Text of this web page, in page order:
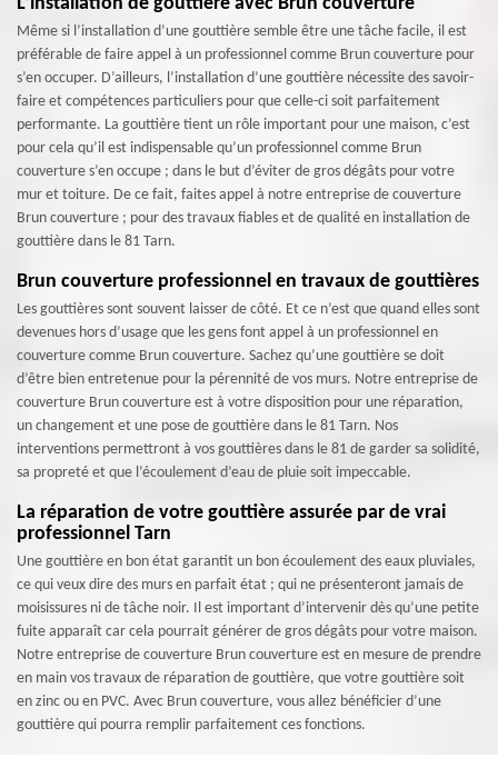
Même si l’installation d’une gouttière semble être une tâche facile, il est
préférable de faire appel à un professionnel comme Brun couverture pour
s’en occuper. D’ailleurs, l’installation d’une gouttière nécessite des savoir-
faire et compétences particuliers pour que celle-ci soit parfaitement
performante. La gouttière tient un rôle important pour une maison, c’est
pour cela qu’il est indispensable qu’un professionnel comme Brun
couverture s’en occupe ; dans le but d’éviter de gros dégâts pour votre
mur et toiture. De ce fait, faites appel à notre entreprise de couverture
Brun couverture ; pour des travaux fiables et de qualité en installation de
gouttière dans le 81 Tarn.
Brun couverture professionnel en travaux de gouttières
Les gouttières sont souvent laisser de côté. Et ce n’est que quand elles sont
devenues hors d’usage que les gens font appel à un professionnel en
couverture comme Brun couverture. Sachez qu’une gouttière se doit
d’être bien entretenue pour la pérennité de vos murs. Notre entreprise de
couverture Brun couverture est à votre disposition pour une réparation,
un changement et une pose de gouttière dans le 81 Tarn. Nos
interventions permettront à vos gouttières dans le 81 de garder sa solidité,
sa propreté et que l’écoulement d’eau de pluie soit impeccable.
La réparation de votre gouttière assurée par de vrai
professionnel Tarn
Une gouttière en bon état garantit un bon écoulement des eaux pluviales,
ce qui veux dire des murs en parfait état ; qui ne présenteront jamais de
moisissures ni de tâche noir. Il est important d’intervenir dès qu’une petite
fuite apparaît car cela pourrait générer de gros dégâts pour votre maison.
Notre entreprise de couverture Brun couverture est en mesure de prendre
en main vos travaux de réparation de gouttière, que votre gouttière soit
en zinc ou en PVC. Avec Brun couverture, vous allez bénéficier d’une
gouttière qui pourra remplir parfaitement ces fonctions.